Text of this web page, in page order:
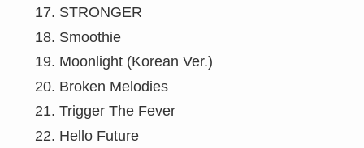
STRONGER
Smoothie
Moonlight (Korean Ver.)
Broken Melodies
Trigger The Fever
Hello Future